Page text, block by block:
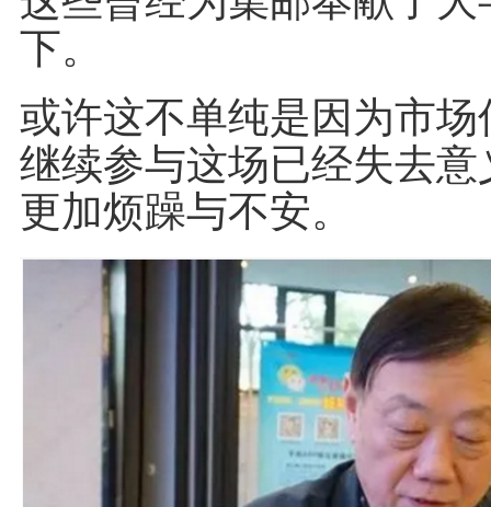
下。
或许这不单纯是因为市
继续参与这场已经失去
更加烦躁与不安。